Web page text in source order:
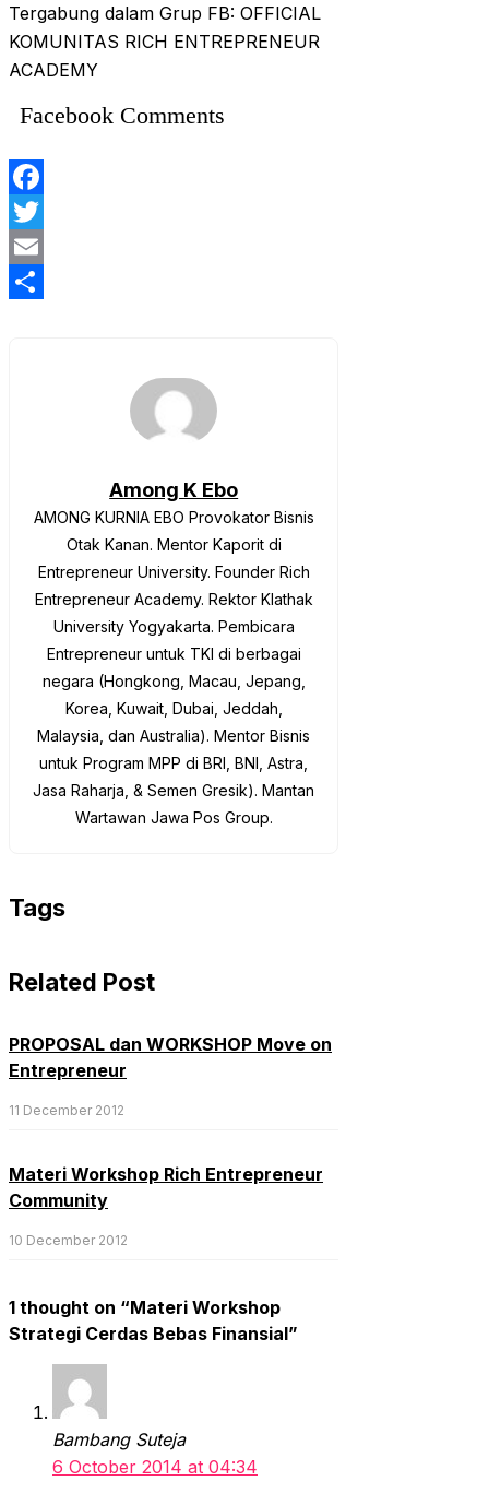
Tergabung dalam Grup FB: OFFICIAL
KOMUNITAS RICH ENTREPRENEUR
ACADEMY
Facebook Comments
Facebook
Twitter
Email
Among K Ebo
AMONG KURNIA EBO Provokator Bisnis
Otak Kanan. Mentor Kaporit di
Entrepreneur University. Founder Rich
Entrepreneur Academy. Rektor Klathak
University Yogyakarta. Pembicara
Entrepreneur untuk TKI di berbagai
negara (Hongkong, Macau, Jepang,
Korea, Kuwait, Dubai, Jeddah,
Malaysia, dan Australia). Mentor Bisnis
untuk Program MPP di BRI, BNI, Astra,
Jasa Raharja, & Semen Gresik). Mantan
Wartawan Jawa Pos Group.
Tags
Related Post
PROPOSAL dan WORKSHOP Move on
Entrepreneur
11 December 2012
Materi Workshop Rich Entrepreneur
Community
10 December 2012
1 thought on “Materi Workshop
Strategi Cerdas Bebas Finansial”
Bambang Suteja
6 October 2014 at 04:34